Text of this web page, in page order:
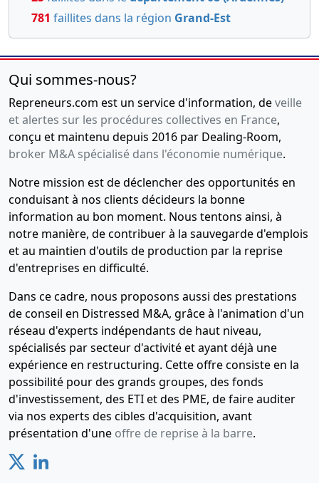
781 faillites dans la région Grand-Est
Qui sommes-nous?
Repreneurs.com est un service d'information, deveille
et alertes sur les procédures collectives en France,
conçu et maintenu depuis 2016 par Dealing-Room,
broker M&A spécialisé dans l'économie numérique.
Notre mission est de déclencher des opportunités en
conduisant à nos clients décideurs la bonne
information au bon moment. Nous tentons ainsi, à
notre manière, de contribuer à la sauvegarde d'emplois
et au maintien d'outils de production par la reprise
d'entreprises en difficulté.
Dans ce cadre, nous proposons aussi des prestations
de conseil en Distressed M&A, grâce à l'animation d'un
réseau d'experts indépendants de haut niveau,
spécialisés par secteur d'activité et ayant déjà une
expérience en restructuring. Cette offre consiste en la
possibilité pour des grands groupes, des fonds
d'investissement, des ETI et des PME, de faire auditer
via nos experts des cibles d'acquisition, avant
présentation d'une offre de reprise à la barre.